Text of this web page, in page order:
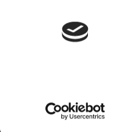
Copyright 2026